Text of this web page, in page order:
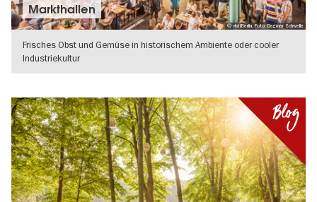
© visitBerlin, Foto: Dagmar Schwelle
Markthallen
Frisches Obst und Gemüse in historischem Ambiente oder cooler
Industriekultur